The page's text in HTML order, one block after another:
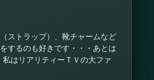
ストラップ）、靴チャームなど
するのも好きです・・・あとは
はリアリティーＴＶの大ファ